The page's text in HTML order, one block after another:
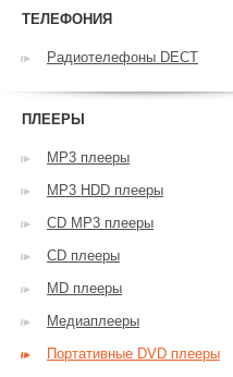
ТЕЛЕФОНИЯ
Радиотелефоны DECT
ПЛЕЕРЫ
MP3 плееры
MP3 HDD плееры
CD MP3 плееры
CD плееры
MD плееры
Медиаплееры
Портативные DVD плееры